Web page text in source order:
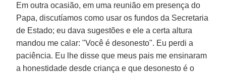
Em outra ocasião, em uma reunião em presença do
Papa, discutíamos como usar os fundos da Secretaria
de Estado; eu dava sugestões e ele a certa altura
mandou me calar: "Você é desonesto". Eu perdi a
paciência. Eu lhe disse que meus pais me ensinaram
a honestidade desde criança e que desonesto é o